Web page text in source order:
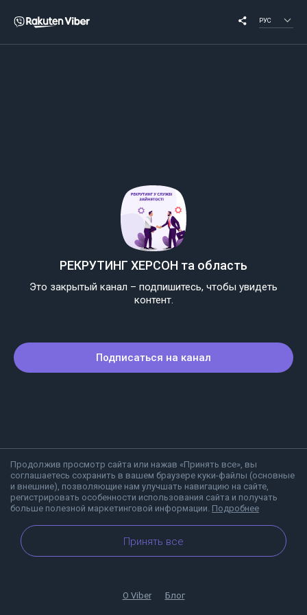
РУС
Продолжив просмотр сайта или нажав «Принять все», вы
соглашаетесь сохранить в вашем браузере куки-файлы (основные
и внешние), позволяющие нам улучшать навигацию на сайте,
регистрировать особенности использования сайта и получать
больше полезной маркетинговой информации. Подробнее
Принять все
РЕКРУТИНГ ХЕРСОН та область
Это закрытый канал – подпишитесь, чтобы увидеть
контент.
Подписаться на канал
О Viber Блог